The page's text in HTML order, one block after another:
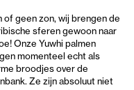
of geen zon, wij brengen de
sferen gewoon naar
Onze Yuwhi palmen
momenteel echt als
broodjes over de
Ze zijn absoluut niet